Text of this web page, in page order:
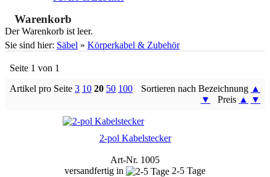
Warenkorb
Der Warenkorb ist leer.
Sie sind hier: Säbel » Körperkabel & Zubehör
Seite 1 von 1
Artikel pro Seite 3 10 20 50 100 Sortieren nach Bezeichnung ▲
▼
Preis ▲ ▼
2-pol Kabelstecker
Art-Nr. 1005
versandfertig in
2-5 Tage